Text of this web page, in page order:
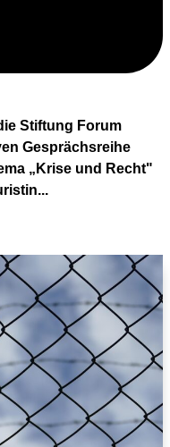
Stiftung Forum
Gesprächsreihe
„Krise und Recht"